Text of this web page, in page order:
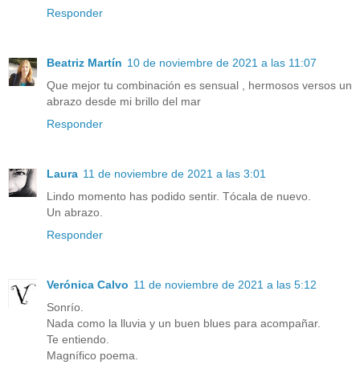
Responder
Beatriz Martín 10 de noviembre de 2021 a las 11:07
Que mejor tu combinación es sensual , hermosos versos un
abrazo desde mi brillo del mar
Responder
Laura 11 de noviembre de 2021 a las 3:01
Lindo momento has podido sentir. Tócala de nuevo.
Un abrazo.
Responder
Verónica Calvo 11 de noviembre de 2021 a las 5:12
Sonrío.
Nada como la lluvia y un buen blues para acompañar.
Te entiendo.
Magnífico poema.